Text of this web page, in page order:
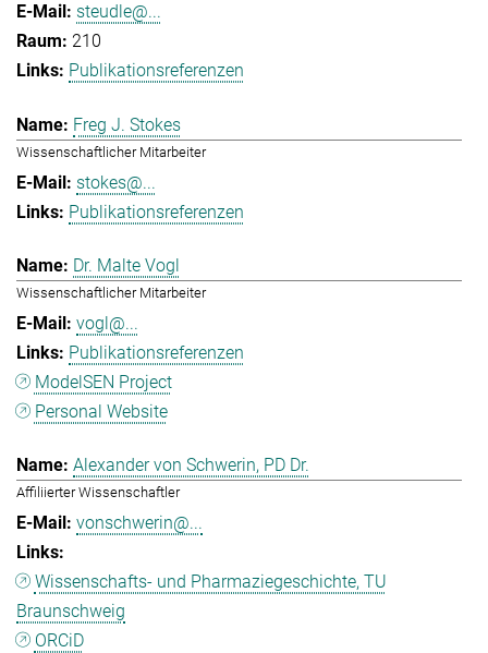
steudle@...
210
Publikationsreferenzen
Freg J. Stokes
Wissenschaftlicher Mitarbeiter
stokes@...
Publikationsreferenzen
Dr. Malte Vogl
Wissenschaftlicher Mitarbeiter
vogl@...
Publikationsreferenzen
ModelSEN Project
Personal Website
Alexander von Schwerin, PD Dr.
Affiliierter Wissenschaftler
vonschwerin@...
Wissenschafts- und Pharmaziegeschichte, TU
Braunschweig
ORCiD